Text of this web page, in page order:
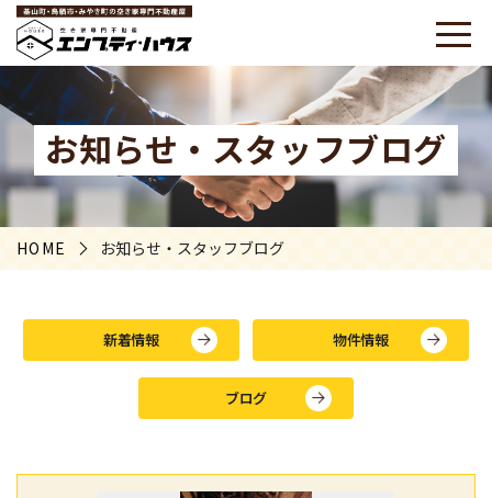
お知らせ・スタッフブログ
HOME お知らせ・スタッフブログ
新着情報 物件情報
ブログ